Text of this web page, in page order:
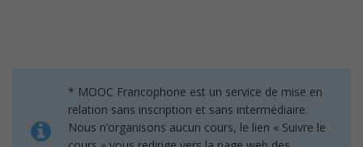
* MOOC Francophone est un service de mise en
relation sans inscription et sans intermédiaire.
Nous n’organisons aucun cours, le lien « Suivre le